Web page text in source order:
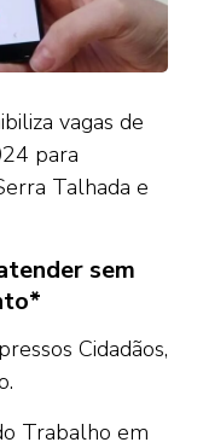
vagas de
para
Talhada e
sem
Cidadãos,
Trabalho em